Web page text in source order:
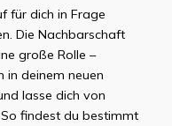
für dich in Frage
Die Nachbarschaft
große Rolle –
in deinem neuen
lasse dich von
findest du bestimmt